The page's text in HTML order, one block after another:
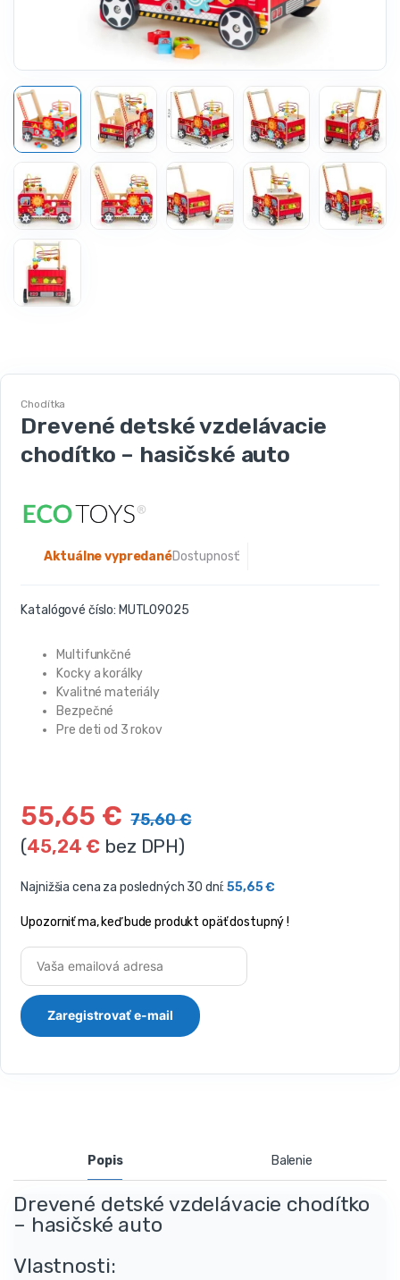
Chodítka
Drevené detské vzdelávacie
chodítko – hasičské auto
Dostupnosť:
Aktuálne vypredané
Katalógové číslo: MUTL09025
Multifunkčné
Kocky a korálky
Kvalitné materiály
Bezpečné
Pre deti od 3 rokov
55,65 € 75,60€
(45,24€ bez DPH)
Najnižšia cena za posledných 30 dní:55,65€
Upozorniť ma, keď bude produkt opäť dostupný !
Popis Balenie
Drevené detské vzdelávacie chodítko
– hasičské auto
Vlastnosti: